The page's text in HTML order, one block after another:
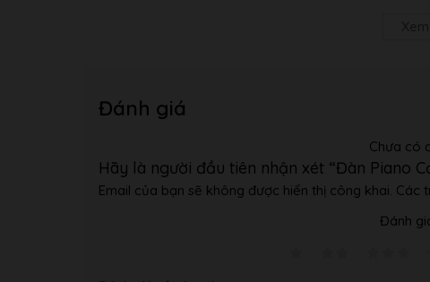
Đánh giá
Chưa có
Hãy là người đầu tiên nhận xét “Đàn Piano
Email của bạn sẽ không được hiển thị công khai. Các
Đánh